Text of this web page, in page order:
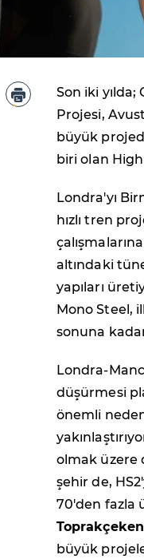
Son iki
Projesi,
büyük
biri olan
Londra'yı
hızlı tren
altındaki
yapıları
Mono Steel,
sonuna
Londra-
düşürmesi
önemli
olmak üzere
şehir de,
70'den fazla
Toprakçeken
büyük